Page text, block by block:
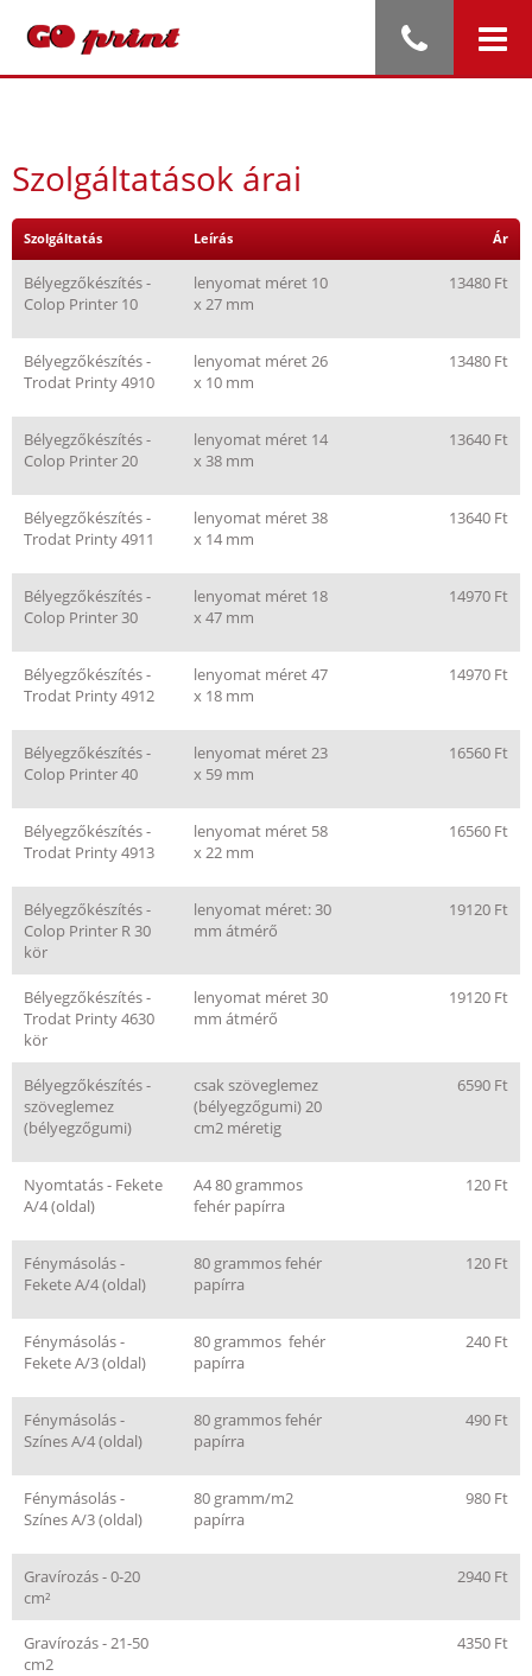
Szolgáltatások árai
Szolgáltatás Leírás Ár
Bélyegzőkészítés -
Colop Printer 10
lenyomat méret 10
x 27 mm
13480 Ft
Bélyegzőkészítés -
Trodat Printy 4910
lenyomat méret 26
x 10 mm
13480 Ft
Bélyegzőkészítés -
Colop Printer 20
lenyomat méret 14
x 38 mm
13640 Ft
Bélyegzőkészítés -
Trodat Printy 4911
lenyomat méret 38
x 14 mm
13640 Ft
Bélyegzőkészítés -
Colop Printer 30
lenyomat méret 18
x 47 mm
14970 Ft
Bélyegzőkészítés -
Trodat Printy 4912
lenyomat méret 47
x 18 mm
14970 Ft
Bélyegzőkészítés -
Colop Printer 40
lenyomat méret 23
x 59 mm
16560 Ft
Bélyegzőkészítés -
Trodat Printy 4913
lenyomat méret 58
x 22 mm
16560 Ft
Bélyegzőkészítés -
Colop Printer R 30
kör
lenyomat méret: 30
mm átmérő
19120 Ft
Bélyegzőkészítés -
Trodat Printy 4630
kör
lenyomat méret 30
mm átmérő
19120 Ft
Bélyegzőkészítés -
szöveglemez
(bélyegzőgumi)
csak szöveglemez
(bélyegzőgumi) 20
cm2 méretig
6590 Ft
Nyomtatás - Fekete
A/4 (oldal)
A4 80 grammos
fehér papírra
120 Ft
Fénymásolás -
Fekete A/4 (oldal)
80 grammos fehér
papírra
120 Ft
Fénymásolás -
Fekete A/3 (oldal)
80 grammos fehér
papírra
240 Ft
Fénymásolás -
Színes A/4 (oldal)
80 grammos fehér
papírra
490 Ft
Fénymásolás -
Színes A/3 (oldal)
80 gramm/m2
papírra
980 Ft
Gravírozás - 0-20
cm²
2940 Ft
Gravírozás - 21-50
cm2
4350 Ft